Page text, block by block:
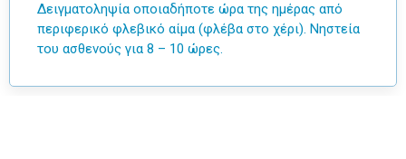
Δειγματοληψία οποιαδήποτε ώρα της ημέρας από
περιφερικό φλεβικό αίμα (φλέβα στο χέρι). Νηστεία
του ασθενούς για 8 – 10 ώρες.